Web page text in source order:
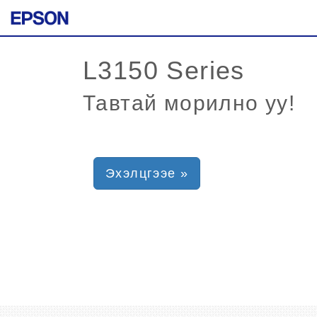
Тавтай морилно уу!
Эхэлцгээе »